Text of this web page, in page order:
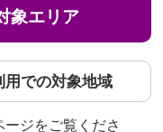
象エリア
用での対象地域
ジをご覧くださ